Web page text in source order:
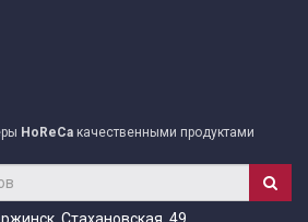
HoReCa качественными продуктами